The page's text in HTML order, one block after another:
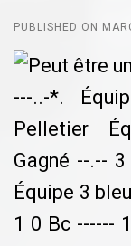
PUBLISHED ON